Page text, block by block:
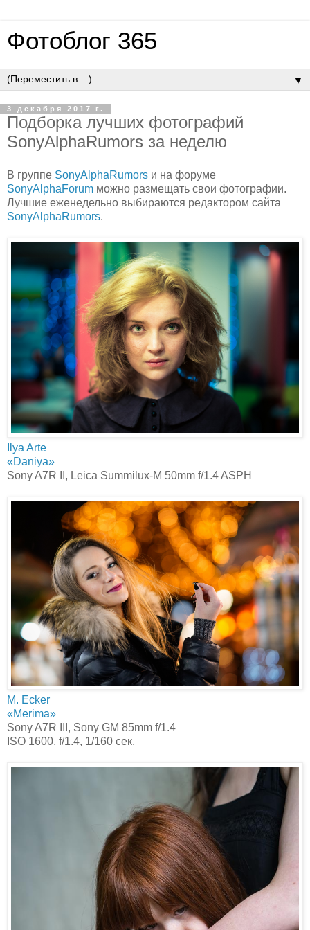
Фотоблог 365
▼
3 декабря 2017 г.
Подборка лучших фотографий
SonyAlphaRumors за неделю
В группе SonyAlphaRumors и на форуме
SonyAlphaForum можно размещать свои фотографии.
Лучшие еженедельно выбираются редактором сайта
SonyAlphaRumors.
Ilya Arte
«Daniya»
Sony A7R II, Leica Summilux-M 50mm f/1.4 ASPH
M. Ecker
«Merima»
Sony A7R III, Sony GM 85mm f/1.4
ISO 1600, f/1.4, 1/160 сек.